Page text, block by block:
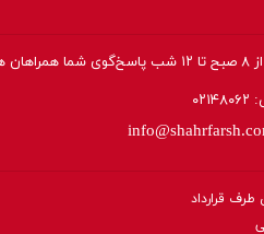
۰۲۱۴۸۰۶۲
طرف قرارداد